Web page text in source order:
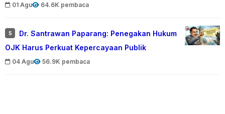
01 Agu 64.6K pembaca
5
Dr. Santrawan Paparang: Penegakan Hukum
OJK Harus Perkuat Kepercayaan Publik
04 Agu 56.9K pembaca